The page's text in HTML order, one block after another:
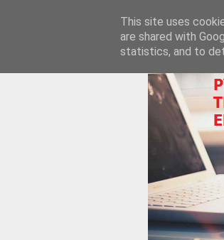
This site uses
are shared with
statistics, and to